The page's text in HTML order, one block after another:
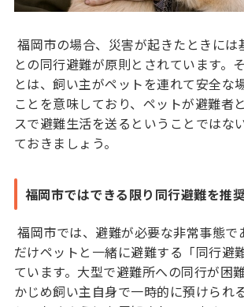
福岡市の場合、災害が起きたときには
との同行避難が原則とされています。
とは、飼い主がペットを連れて安全な
ことを意味しており、ペットが避難者
スで避難生活を送るということではな
ておきましょう。
福岡市ではできる限り同行避難を推
福岡市では、避難が必要な非常事態で
だけペットと一緒に避難する「同行避
ています。大型で避難所への同行が困
かじめ飼い主自身で一時的に預けられ